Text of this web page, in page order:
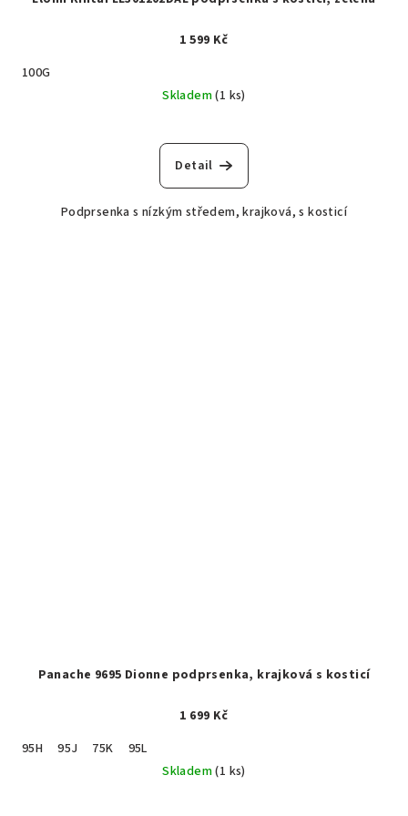
1 599 Kč
100G
Skladem(1 ks)
Detail
Podprsenka s nízkým středem, krajková, s kosticí
Panache 9695 Dionne podprsenka, krajková s kosticí
1 699 Kč
95H
95J 75K
95L
Skladem(1 ks)